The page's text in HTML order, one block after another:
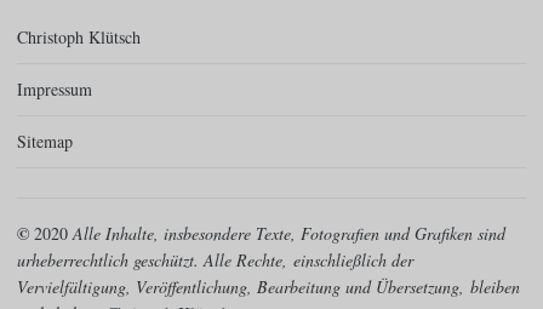
Christoph Klütsch
Impressum
Sitemap
© 2020Alle Inhalte, insbesondere Texte, Fotografien und Grafiken sind
urheberrechtlich geschützt. Alle Rechte, einschließlich der
Vervielfältigung, Veröffentlichung, Bearbeitung und Übersetzung, bleiben